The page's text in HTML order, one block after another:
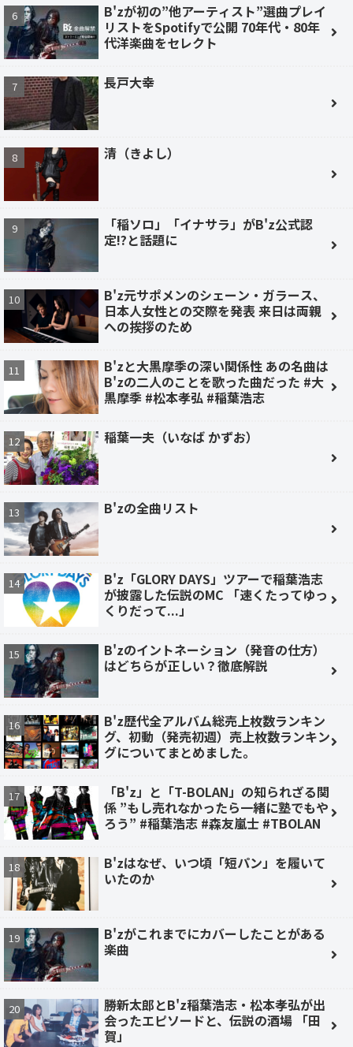
B'zが初の”他アーティスト”選曲プレイ
リストをSpotifyで公開 70年代・80年
代洋楽曲をセレクト
長戸大幸
清（きよし）
「稲ソロ」「イナサラ」がB'z公式認
定!?と話題に
B'z元サポメンのシェーン・ガラース、
日本人女性との交際を発表 来日は両親
への挨拶のため
B'zと大黒摩季の深い関係性 あの名曲は
B'zの二人のことを歌った曲だった #大
黒摩季 #松本孝弘 #稲葉浩志
稲葉一夫（いなば かずお）
B'zの全曲リスト
B'z「GLORY DAYS」ツアーで稲葉浩志
が披露した伝説のMC 「速くたってゆっ
くりだって...」
B'zのイントネーション（発音の仕方）
はどちらが正しい？徹底解説
B'z歴代全アルバム総売上枚数ランキン
グ、初動（発売初週）売上枚数ランキン
グについてまとめました。
「B'z」と「T-BOLAN」の知られざる関
係 ”もし売れなかったら一緒に塾でもや
ろう” #稲葉浩志 #森友嵐士 #TBOLAN
B'zはなぜ、いつ頃「短パン」を履いて
いたのか
B'zがこれまでにカバーしたことがある
楽曲
勝新太郎とB'z稲葉浩志・松本孝弘が出
会ったエピソードと、伝説の酒場 「田
賀」